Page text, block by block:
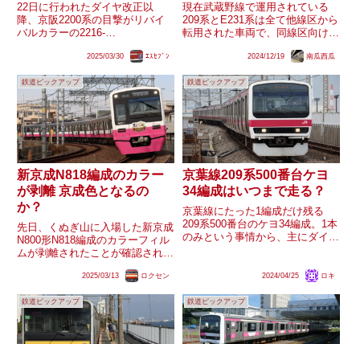
22日に行われたダイヤ改正以
降、京阪2200系の目撃がリバイ
バルカラーの2216-
ん。同改正にて本線の各駅停車の
剰が発生した可能性も考えられま
すが、今後の動向はどうなるの...
2025/03/30 ｴｽｾﾌﾞﾝ
現在武蔵野線で運用されている
209系とE231系は全て他線区から
転用された車両で、同線区向けに
された205系5編成が現状最後と
都圏稠密線区で最後の直接新製が
これ以前に遡る線区はな...
2024/12/19 南瓜西瓜
鉄道ピックアップ
新京成N818編成のカラー
が剥離 京成色となるの
か？
先日、くぬぎ山に入場した新京成
N800形N818編成のカラーフィル
ムが剥離されたことが確認されて
は京成車に準じたデザインになる
ら、その可能性も含め今回カラー
フィルムの剥離がされたN...
2025/03/13 ロクセン
鉄道ピックアップ
京葉線209系500番台ケヨ
34編成はいつまで走る？
京葉線にたった1編成だけ残る
209系500番台のケヨ34編成。1本
のみという事情から、主にダイヤ
目されています。2024年3月改正
ていますが、結局いつ...
2024/04/25 ロキ
鉄道ピックアップ 鉄道ピックアップ